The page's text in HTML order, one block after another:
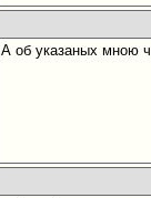
А об указаных мною